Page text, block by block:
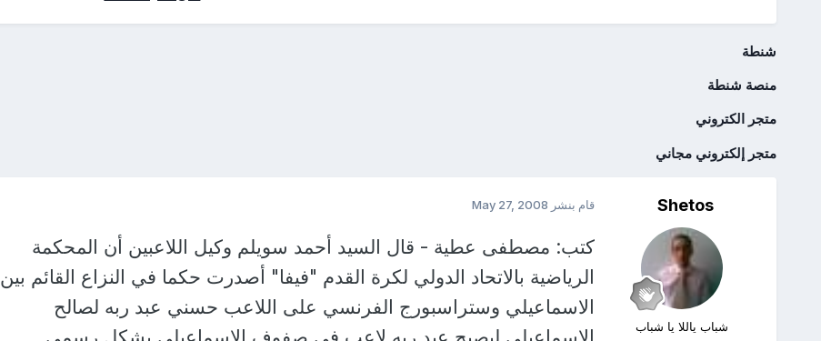
شنطة
منصة شنطة
متجر الكتروني
متجر إلكتروني مجاني
Shetos
شباب ياللا يا شباب
قام بنشر May 27, 2008
كتب: مصطفى عطية - قال السيد أحمد سويلم وكيل اللاعبين أن المحكمة
الرياضية بالاتحاد الدولي لكرة القدم "فيفا" أصدرت حكما في النزاع القائم بين
الاسماعيلي وستراسبورج الفرنسي على اللاعب حسني عبد ربه لصالح